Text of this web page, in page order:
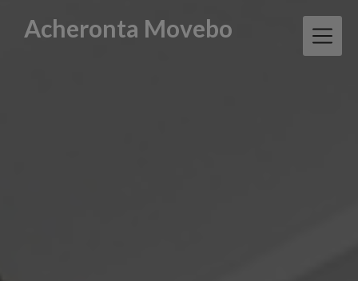
contentAcheronta Movebo